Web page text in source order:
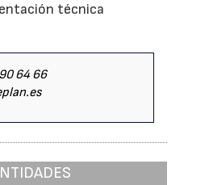
técnica
64 66